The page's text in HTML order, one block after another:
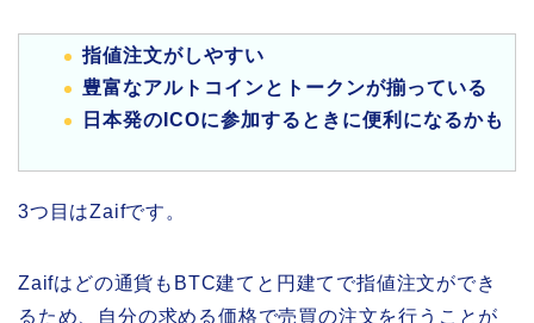
指値注文がしやすい
豊富なアルトコインとトークンが揃っている
日本発のICOに参加するときに便利になるかも
3つ目はZaifです。
Zaifはどの通貨もBTC建てと円建てで指値注文ができ
るため、自分の求める価格で売買の注文を行うことが